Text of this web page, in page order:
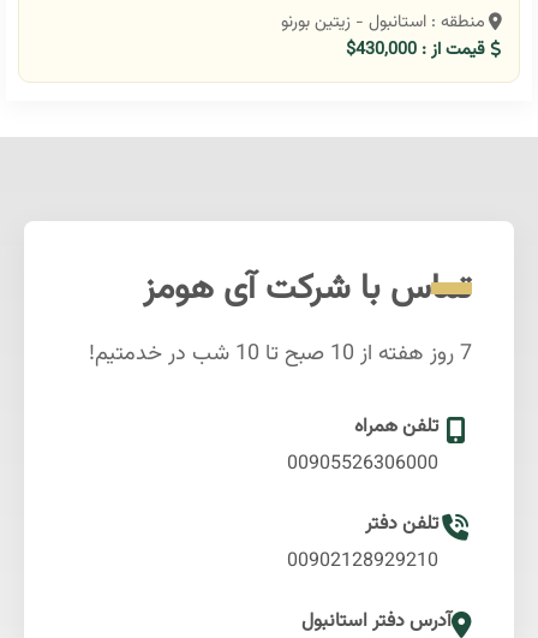
منطقه : استانبول - زیتین بورنو
قیمت از : 430,000$
تماس با شرکت آی هومز
7 روز هفته از 10 صبح تا 10 شب در خدمتیم!
تلفن همراه
00905526306000
تلفن دفتر
00902128929210
آدرس دفتر استانبول